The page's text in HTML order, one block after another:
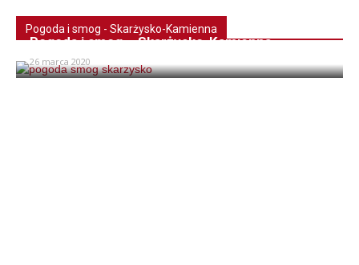
Pogoda i smog - Skarżysko-Kamienna
Pogoda i smog – Skarżysko-Kamienna
26 marca 2020